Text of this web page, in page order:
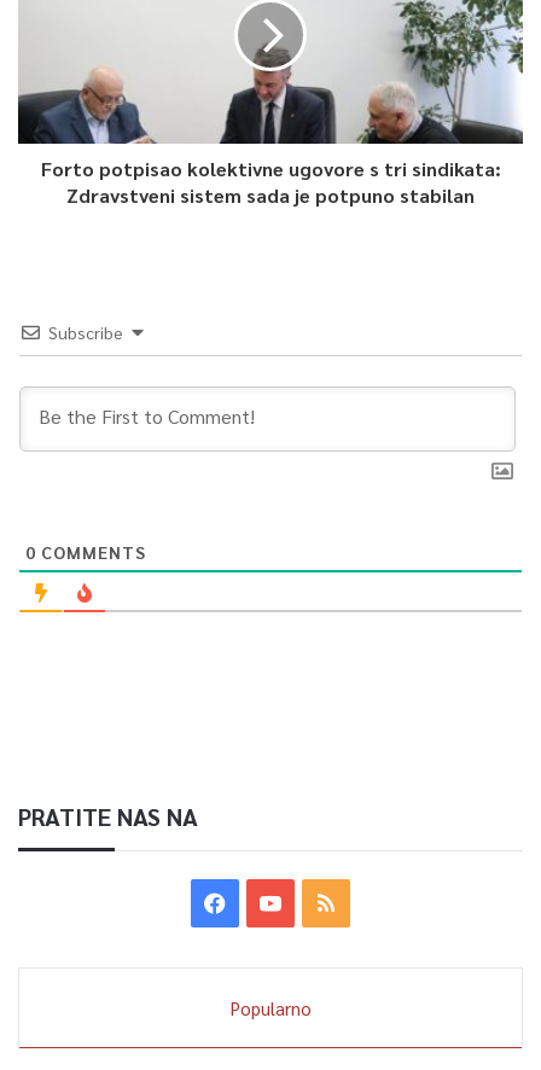
Forto potpisao kolektivne ugovore s tri sindikata:
Zdravstveni sistem sada je potpuno stabilan
Subscribe
0 COMMENTS
PRATITE NAS NA
Popularno